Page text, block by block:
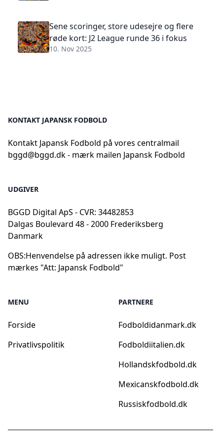
Sene scoringer, store udesejre og flere
røde kort: J2 League runde 36 i fokus
10. Nov 2025
KONTAKT JAPANSK FODBOLD
Kontakt Japansk Fodbold på vores centralmail
bggd@bggd.dk- mærk mailen Japansk Fodbold
UDGIVER
BGGD Digital ApS - CVR: 34482853
Dalgas Boulevard 48 - 2000 Frederiksberg
Danmark
OBS:Henvendelse på adressen ikke muligt. Post
mærkes "Att: Japansk Fodbold"
MENU
Forside
Privatlivspolitik
PARTNERE
Fodboldidanmark.dk
Fodboldiitalien.dk
Hollandskfodbold.dk
Mexicanskfodbold.dk
Russiskfodbold.dk